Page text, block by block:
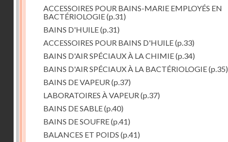
ACCESSOIRES POUR BAINS-MARIE EMPLOYÉS EN
BACTÉRIOLOGIE(p.31)
BAINS D'HUILE(p.31)
ACCESSOIRES POUR BAINS D'HUILE(p.33)
BAINS D'AIR SPÉCIAUX À LA CHIMIE(p.34)
BAINS D'AIR SPÉCIAUX À LA BACTÉRIOLOGIE(p.35)
BAINS DE VAPEUR(p.37)
LABORATOIRES À VAPEUR(p.37)
BAINS DE SABLE(p.40)
BAINS DE SOUFRE(p.41)
BALANCES ET POIDS (p.41)